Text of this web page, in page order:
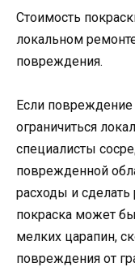
Стоимость
локальном
повреждения.
Если
ограничиться
специалисты
поврежденной
расходы и сделать
покраска может
мелких царапин,
повреждения от